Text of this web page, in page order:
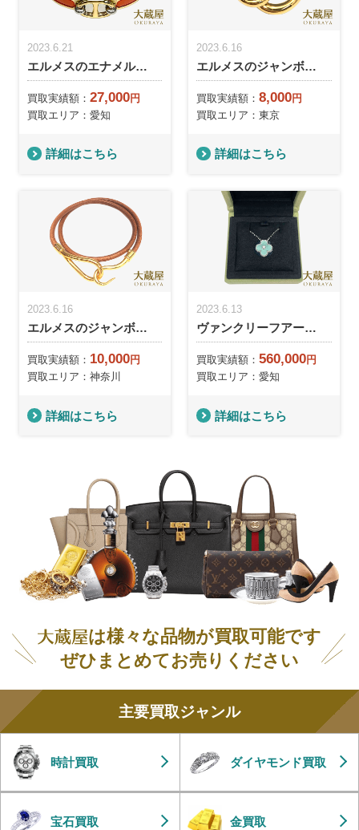
2023.6.21
エルメスのエナメル…
買取実績額：27,000円
買取エリア：愛知
詳細はこちら
2023.6.16
エルメスのジャンボ…
買取実績額：8,000円
買取エリア：東京
詳細はこちら
2023.6.16
エルメスのジャンボ…
買取実績額： 10,000円
買取エリア：神奈川
詳細はこちら
2023.6.13
ヴァンクリーフアー…
買取実績額：560,000円
買取エリア：愛知
詳細はこちら
は様々な品物が買取可能です
ぜひまとめてお売りください
主要買取ジャンル
時計買取 ダイヤモンド買取
宝石買取 金買取